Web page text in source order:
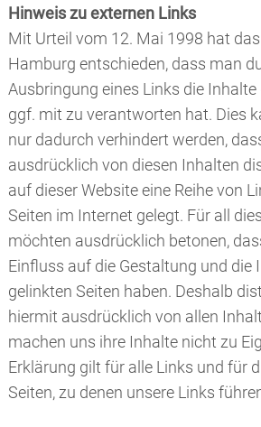
Hinweis zu externen Links
Mit Urteil vom 12. Mai 1998 hat
Hamburg entschieden, dass man
Ausbringung eines Links die
ggf. mit zu verantworten hat. Dies
nur dadurch verhindert werden,
ausdrücklich von diesen Inhalten
auf dieser Website eine Reihe von
Seiten im Internet gelegt. Für all
möchten ausdrücklich betonen,
Einfluss auf die Gestaltung und die
gelinkten Seiten haben. Deshalb
hiermit ausdrücklich von allen
machen uns ihre Inhalte nicht zu
Erklärung gilt für alle Links und für
Seiten, zu denen unsere Links